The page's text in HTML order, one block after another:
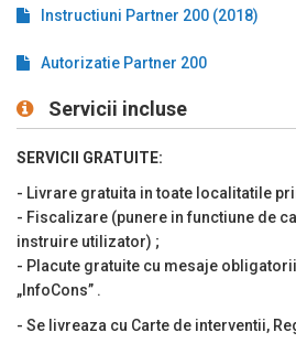
Conectare optionala: modul extern
Denumire articole PLU cu pana la 22
linie: maxim 32.
Viteza de Tiparire: 90 mm / secunda.
Rola hartie: 58mm latime, 50mm
Tastatura si meniu in limba romana.
Memorie de articole: 5 000 (optional
Departamente: 20.
Instructiuni Partner 200 (2018)
Autorizatie Partner 200
Servicii incluse
SERVICII GRATUITE:
- Livrare gratuita in toate localitatile
- Fiscalizare (punere in functiune de
instruire utilizator) ;
- Placute gratuite cu mesaje
„InfoCons” .
- Se livreaza cu Carte de interventii,